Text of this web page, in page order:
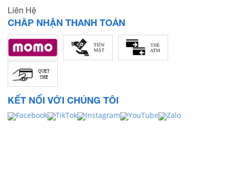
Liên Hệ
CHẤP NHẬN THANH TOÁN
KẾT NỐI VỚI CHÚNG TÔI